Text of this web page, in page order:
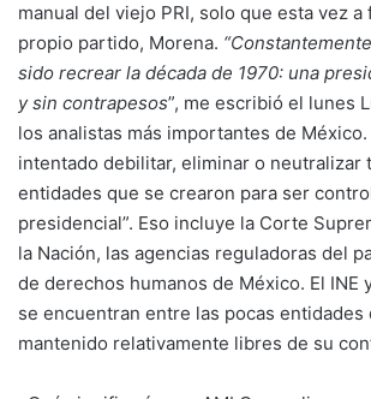
manual del viejo PRI, solo que esta vez a
propio partido, Morena.
sido recrear la década de 1970: una
y sin contrapesos”, me escribió el lunes
los analistas más importantes de
intentado debilitar, eliminar o neutralizar
entidades que se crearon para ser
presidencial”. Eso incluye la Corte
la Nación, las agencias reguladoras del
de derechos humanos de México. El INE
se encuentran entre las pocas entidades
mantenido relativamente libres de su